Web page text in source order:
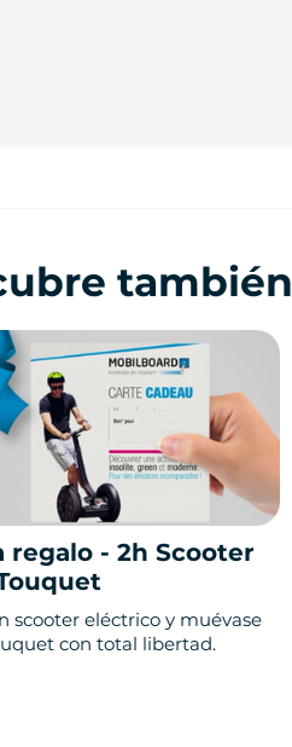
también
regalo - 2h Scooter
scooter eléctrico y muévase
con total libertad.